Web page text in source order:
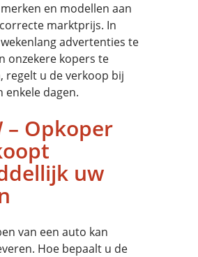
en modellen aan
marktprijs. In
advertenties te
onzekere kopers te
regelt u de verkoop bij
enkele dagen.
– Opkoper
uw
van een auto kan
Hoe bepaalt u de